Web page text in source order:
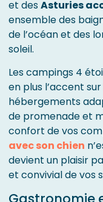
et desAsturies
ensemble des
de l’océan et des
soleil.
Les campings 4
en plus l’accent sur
hébergements
de promenade et
confort de vos
avec son chien
devient un plaisir
et convivial de vos
Gastronomie